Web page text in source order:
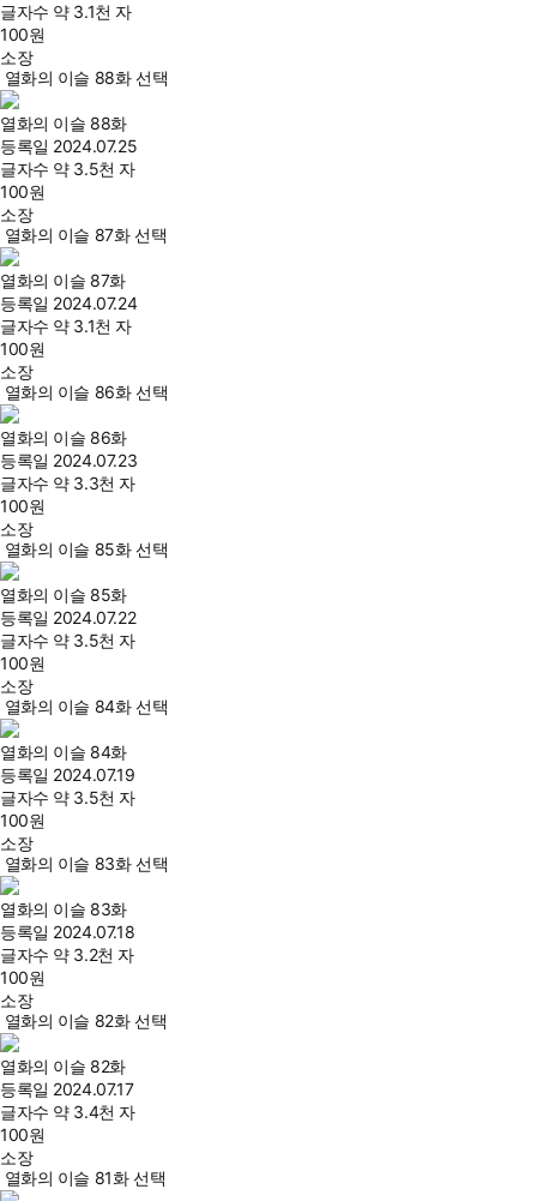
글자수 약 3.1천 자
100원
소장
열화의 이슬 88화 선택
열화의 이슬 88화
등록일 2024.07.25
글자수 약 3.5천 자
100원
소장
열화의 이슬 87화 선택
열화의 이슬 87화
등록일 2024.07.24
글자수 약 3.1천 자
100원
소장
열화의 이슬 86화 선택
열화의 이슬 86화
등록일 2024.07.23
글자수 약 3.3천 자
100원
소장
열화의 이슬 85화 선택
열화의 이슬 85화
등록일 2024.07.22
글자수 약 3.5천 자
100원
소장
열화의 이슬 84화 선택
열화의 이슬 84화
등록일 2024.07.19
글자수 약 3.5천 자
100원
소장
열화의 이슬 83화 선택
열화의 이슬 83화
등록일 2024.07.18
글자수 약 3.2천 자
100원
소장
열화의 이슬 82화 선택
열화의 이슬 82화
등록일 2024.07.17
글자수 약 3.4천 자
100원
소장
열화의 이슬 81화 선택